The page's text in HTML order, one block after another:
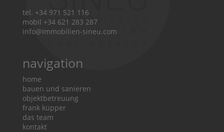
tel. +34 971 521 116
mobil +34 621 283 287
info@immobilien-sineu.com
navigation
home
bauen und sanieren
objektbetreuung
frank küpper
das team
kontakt